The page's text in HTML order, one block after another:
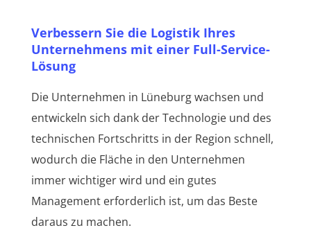
Verbessern Sie die Logistik Ihres
Unternehmens mit einer Full-Service-
Lösung
Die Unternehmen in Lüneburg wachsen und
entwickeln sich dank der Technologie und des
technischen Fortschritts in der Region schnell,
wodurch die Fläche in den Unternehmen
immer wichtiger wird und ein gutes
Management erforderlich ist, um das Beste
daraus zu machen.